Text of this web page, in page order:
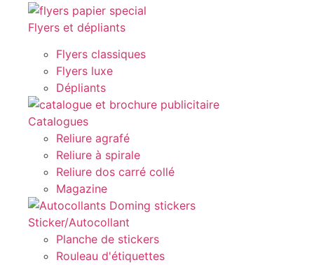
Flyers et dépliants
Flyers classiques
Flyers luxe
Dépliants
Catalogues
Reliure agrafé
Reliure à spirale
Reliure dos carré collé
Magazine
Sticker/Autocollant
Planche de stickers
Rouleau d'étiquettes